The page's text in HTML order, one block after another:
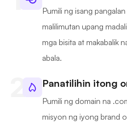
Pumili ng isang
malilimutan upang
mga bisita at makabalik
abala.
Panatilihin itong
Pumili ng domain na
misyon ng iyong brand